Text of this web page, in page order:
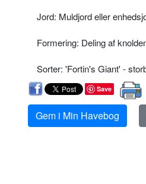
Jord: Muldjord eller
Formering: Deling af
Sorter: 'Fortin's Giant' -
Save
Gem i Min Havebog